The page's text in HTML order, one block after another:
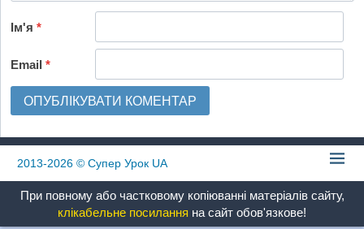
Ім'я*
Email*
2013-2026 © Супер Урок UA
При повному або частковому копіюванні матеріалів сайту,
клікабельне посилання на сайт обов'язкове!